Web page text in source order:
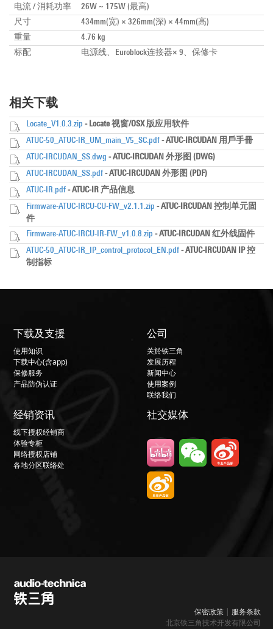
电流 / 消耗功率
26W ~ 175W (最高)
尺寸
434mm(宽) × 326mm(深) × 44mm(高)
重量
4.76 kg
标配
电源线、Euroblock连接器× 9、保修卡
相关下载
Locate_V1.0.3.zip - Locate 视窗/OSX 版应用软件
ATUC-50_ATUC-IR_UM_main_V5_SC.pdf - ATUC-IRCUDAN 用戶手冊
ATUC-IRCUDAN_SS.dwg - ATUC-IRCUDAN 外形图 (DWG)
ATUC-IRCUDAN_SS.pdf - ATUC-IRCUDAN 外形图 (PDF)
ATUC-IR.pdf - ATUC-IR 产品信息
Firmware-ATUC-IRCU-CU-FW_v2.1.1.zip - ATUC-IRCUDAN 控制单元固
件
Firmware-ATUC-IRCU-IR-FW_v1.0.8.zip - ATUC-IRCUDAN 红外线固件
ATUC-50_ATUC-IR_IP_control_protocol_EN.pdf - ATUC-IRCUDAN IP 控
制指标
下载及支援
使用知识
下载中心(含app)
保修服务
产品防伪认证
公司
关於铁三角
发展历程
新闻中心
使用案例
联络我们
经销资讯
线下授权经销商
体验专柜
网络授权店铺
各地分区联络处
社交媒体
保密政策 | 服务条款
北京铁三角技术开发有限公司